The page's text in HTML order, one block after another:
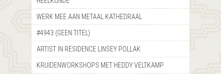
WERK MEE AAN METAAL KATHEDRAAL
#4943 (GEEN TITEL)
ARTIST IN RESIDENCE LINSEY POLLAK
KRUIDENWORKSHOPS MET HEDDY VELTKAMP